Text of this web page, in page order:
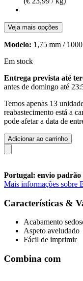
Veja mais opções
Modelo: 1,75 mm /
Em stock
Entrega prevista até
antes de domingo até
Temos apenas 13
reabastecimento está a
pode afetar a data de
Adicionar ao carrinho
Portugal: envio
Mais informações sobre
Características &
Acabamento
Aspeto aveludado
Fácil de imprimir
Combina com